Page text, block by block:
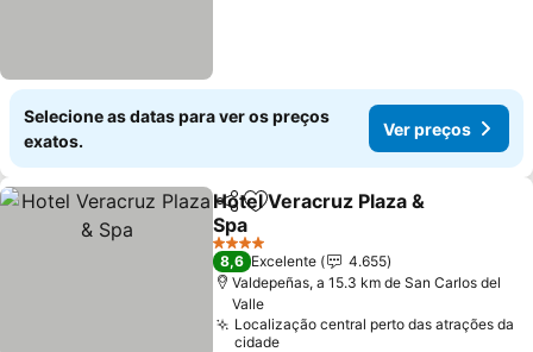
Selecione as datas para ver os preços
exatos.
Ver preços
PartilharAdicionar aos favoritos
Hotel Veracruz Plaza &
Spa
4 Estrelas
8,6 Excelente
4.655
Valdepeñas, a 15.3 km de San Carlos del
Valle
Localização central perto das atrações da
cidade